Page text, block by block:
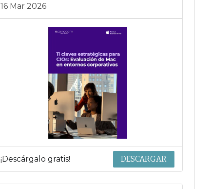
16 Mar 2026
¡Descárgalo gratis! DESCARGAR